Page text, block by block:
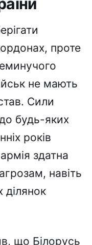
проте
не мають
Сили
будь-яких
років
здатна
навіть
ділянок
що Білорусь